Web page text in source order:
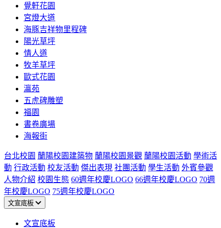
覺軒花園
宮燈大道
海豚吉祥物里程碑
陽光草坪
情人道
牧羊草坪
歐式花園
瀛苑
五虎碑雕塑
福園
書卷廣場
海報街
台北校園 蘭陽校園建築物 蘭陽校園景觀 蘭陽校園活動 學術活
動 行政活動 校友活動 傑出表現 社團活動 學生活動 外賓參觀
人物介紹 校園生態 60週年校慶LOGO 66週年校慶LOGO 70週
年校慶LOGO 75週年校慶LOGO
文宣底板
文宣底板